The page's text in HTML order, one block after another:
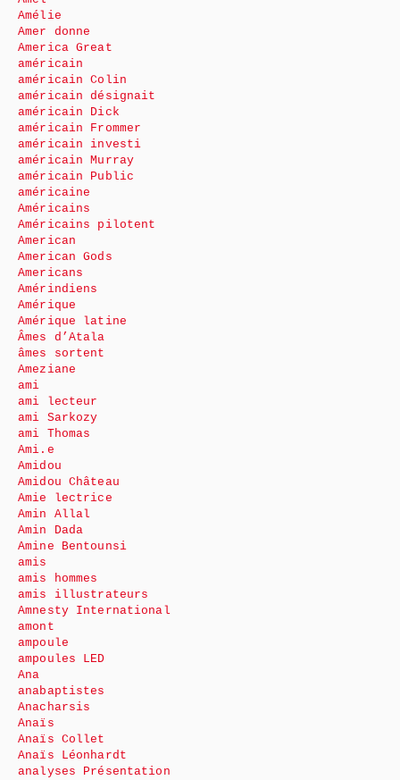
Amélie
Amer donne
America Great
américain
américain Colin
américain désignait
américain Dick
américain Frommer
américain investi
américain Murray
américain Public
américaine
Américains
Américains pilotent
American
American Gods
Americans
Amérindiens
Amérique
Amérique latine
Âmes d’Atala
âmes sortent
Ameziane
ami
ami lecteur
ami Sarkozy
ami Thomas
Ami.e
Amidou
Amidou Château
Amie lectrice
Amin Allal
Amin Dada
Amine Bentounsi
amis
amis hommes
amis illustrateurs
Amnesty International
amont
ampoule
ampoules LED
Ana
anabaptistes
Anacharsis
Anaïs
Anaïs Collet
Anaïs Léonhardt
analyses Présentation